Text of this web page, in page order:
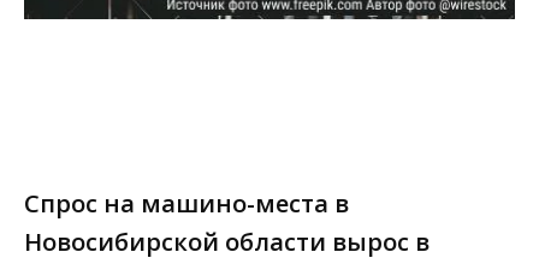
Спрос на машино-места в
Новосибирской области вырос в